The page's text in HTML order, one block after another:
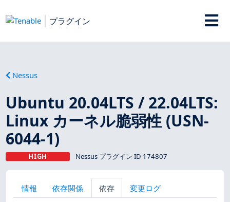
プラグイン
Nessus
Ubuntu 20.04LTS / 22.04LTS:
Linux カーネル脆弱性 (USN-
6044-1)
HIGH Nessus プラグイン ID 174807
情報 依存関係 依存 変更ログ